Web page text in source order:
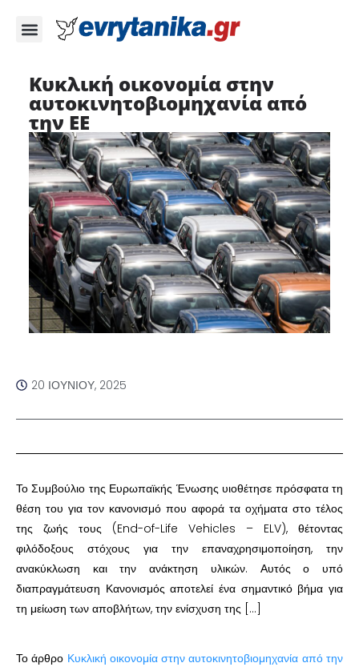
Κυκλική οικονομία στην
αυτοκινητοβιομηχανία από
την EE
20 ΙΟΥΝΊΟΥ, 2025
Το Συμβούλιο της Ευρωπαϊκής Ένωσης υιοθέτησε πρόσφατα τη
θέση του για τον κανονισμό που αφορά τα οχήματα στο τέλος
της ζωής τους (End-of-Life Vehicles – ELV), θέτοντας
φιλόδοξους στόχους για την επαναχρησιμοποίηση, την
ανακύκλωση και την ανάκτηση υλικών. Αυτός ο υπό
διαπραγμάτευση Κανονισμός αποτελεί ένα σημαντικό βήμα για
τη μείωση των αποβλήτων, την ενίσχυση της […]
Το άρθρο Κυκλική οικονομία στην αυτοκινητοβιομηχανία από την